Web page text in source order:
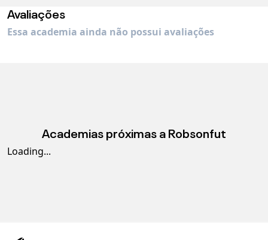
Avaliações
Essa academia ainda não possui avaliações
Academias próximas a Robsonfut
Loading...